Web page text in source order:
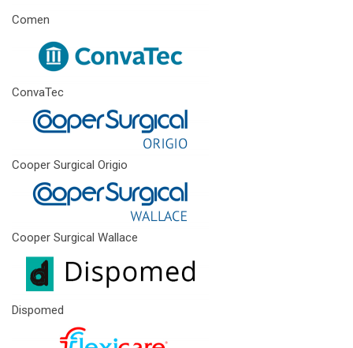
Comen
ConvaTec
Cooper Surgical Origio
Cooper Surgical Wallace
Dispomed